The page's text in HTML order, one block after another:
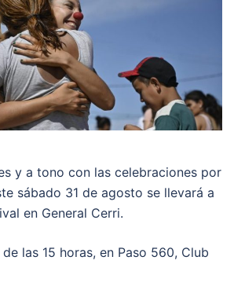
y a tono con las celebraciones por
sábado 31 de agosto se llevará a
en General Cerri.
las 15 horas, en Paso 560, Club